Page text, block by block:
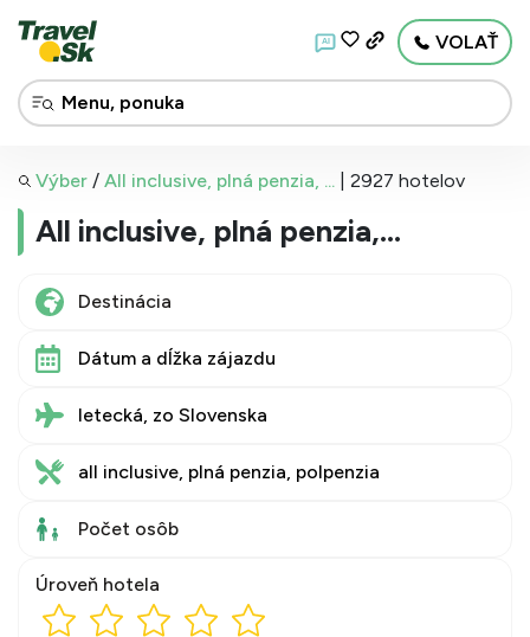
AI VOLAŤ
Výber / All inclusive, plná penzia, ... 2927 hotelov
All inclusive, plná penzia,
polpenzia - letecky zo Slovenska -
do 500 EUR
Dátum a dĺžka zájazdu
letecká, zo Slovenska
all inclusive, plná penzia, polpenzia
Počet osôb
Úroveň hotela